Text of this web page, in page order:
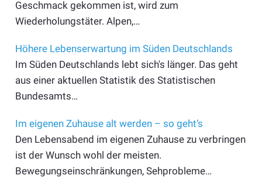
Geschmack gekommen ist, wird zum
Wiederholungstäter. Alpen,…
Höhere Lebenserwartung im Süden Deutschlands
Im Süden Deutschlands lebt sich's länger. Das geht
aus einer aktuellen Statistik des Statistischen
Bundesamts…
Im eigenen Zuhause alt werden – so geht‘s
Den Lebensabend im eigenen Zuhause zu verbringen
ist der Wunsch wohl der meisten.
Bewegungseinschränkungen, Sehprobleme…